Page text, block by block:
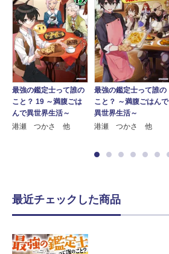
最強の鑑定士って誰の
こと？ 19 ～満腹ごは
んで異世界生活～
港瀬 つかさ 他
最強の鑑定士って誰の
こと？ ～満腹ごはんで
異世界生活～
港瀬 つかさ 他
最近チェックした商品